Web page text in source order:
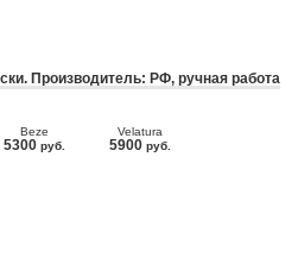
Производитель: РФ, ручная работа
Beze
5300 руб.
Velatura
5900 руб.